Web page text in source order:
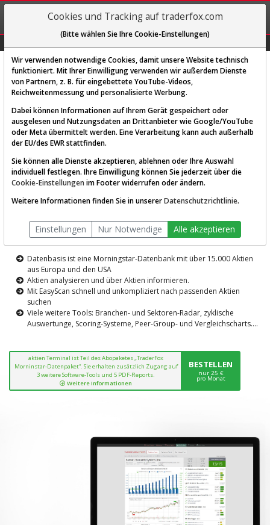
REGIS-
TRIEREN
Diese Funktion ist nur für
AKTIEN-TERMINAL
Die Aktienanalyse-Plattform von
TraderFox
Datenbasis ist eine Morningstar-Datenbank mit über 15.000 Aktien
aus Europa und den USA
Aktien analysieren und über Aktien informieren.
Mit EasyScan schnell und unkompliziert nach passenden Aktien
suchen
Viele weitere Tools: Branchen- und Sektoren-Radar, zyklische
Auswertunge, Scoring-Systeme, Peer-Group- und Vergleichscharts....
aktien Terminal ist Teil des Abopaketes „TraderFox
Morninstar-Datenpaket“. Sie erhalten zusätzlich Zugang auf
3 weitere Software-Tools und 5 PDF-Reports.
Weitere Informationen
BESTELLEN
nur 25 €
pro Monat
Cookies und Tracking auf traderfox.com
(Bitte wählen Sie Ihre Cookie-Einstellungen)
Wir verwenden notwendige Cookies, damit unsere Website technisch
funktioniert. Mit Ihrer Einwilligung verwenden wir außerdem Dienste
von Partnern, z. B. für eingebettete YouTube-Videos,
Reichweitenmessung und personalisierte Werbung.
Dabei können Informationen auf Ihrem Gerät gespeichert oder
ausgelesen und Nutzungsdaten an Drittanbieter wie Google/YouTube
oder Meta übermittelt werden. Eine Verarbeitung kann auch außerhalb
der EU/des EWR stattfinden.
Sie können alle Dienste akzeptieren, ablehnen oder Ihre Auswahl
individuell festlegen. Ihre Einwilligung können Sie jederzeit über die
Cookie-Einstellungen im Footer widerrufen oder ändern.
Weitere Informationen finden Sie in unsererDatenschutzrichtlinie.
Einstellungen Nur Notwendige Alle akzeptieren